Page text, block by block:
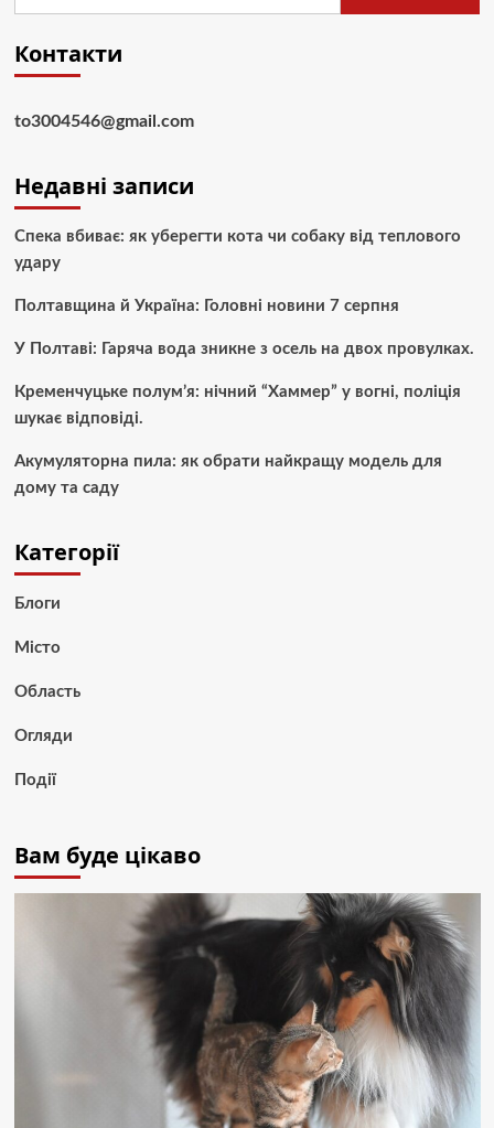
Контакти
to3004546@gmail.com
Недавні записи
Спека вбиває: як уберегти кота чи собаку від теплового
удару
Полтавщина й Україна: Головні новини 7 серпня
У Полтаві: Гаряча вода зникне з осель на двох провулках.
Кременчуцьке полум’я: нічний “Хаммер” у вогні, поліція
шукає відповіді.
Акумуляторна пила: як обрати найкращу модель для
дому та саду
Категорії
Блоги
Місто
Область
Огляди
Події
Вам буде цікаво